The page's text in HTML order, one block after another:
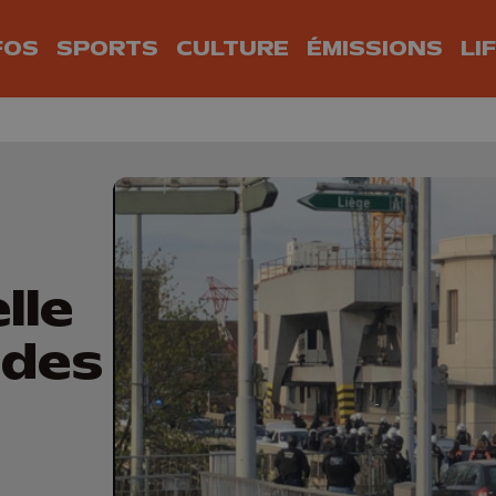
SPORTS CULTURE ÉMISSIONS